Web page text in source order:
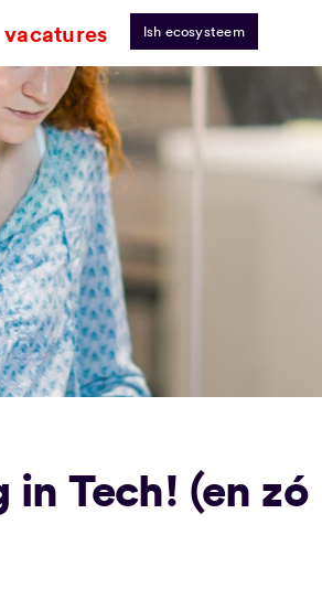
vacatures lsh ecosysteem
Tech! (en zó